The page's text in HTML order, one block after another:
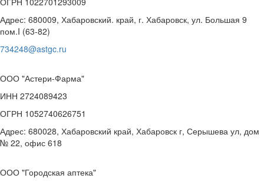
Адрес: 680009, Хабаровский. край, г. Хабаровск, ул. Большая 9
пом.I (63-82)
734248@astgc.ru
ООО "Астери-Фарма"
ИНН 2724089423
ОГРН 1052740626751
Адрес: 680028, Хабаровский край, Хабаровск г, Серышева ул, дом
№ 22, офис 618
ООО "Городская аптека"